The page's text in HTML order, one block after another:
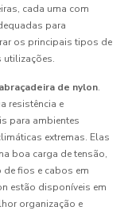
cada uma com
para
os principais tipos de
utilizações.
abraçadeira de nylon.
resistência e
para ambientes
extremas. Elas
boa carga de tensão,
fios e cabos em
estão disponíveis em
organização e